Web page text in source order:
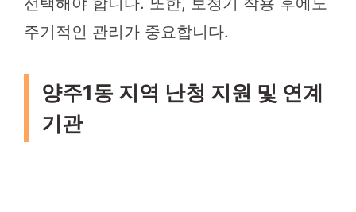
주기적인 관리가 중요합니다.
양주1동 지역 난청 지원 및 연계
기관